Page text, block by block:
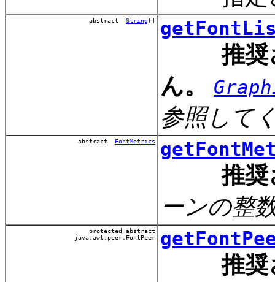
abstract String []
推奨
ん。
参照して
abstract FontMetrics
推奨
ーンの整
protected abstract
java.awt.peer.FontPeer
推奨